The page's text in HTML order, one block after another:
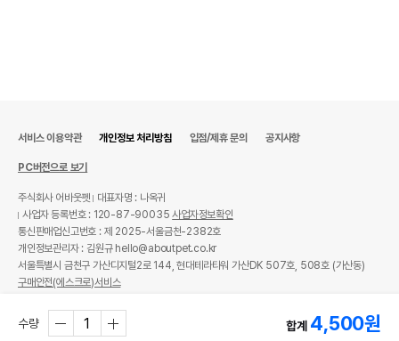
제조국 또는 원산지 중국
제조자,수입품의 경우
수입자를 함께 표기
AS책임자와 전화번호
또는 소비자상담 관련
전화번호
어바웃펫//1644-9601
유통기한
단, 상품명에 유통기한 명시된 경우, 해당
수량 합계 4,500원
서비스 이용약관 개인정보 처리방침 입점/제휴 문의 공지사항
PC버전으로 보기
주식회사 어바웃펫
대표자명 : 나옥귀
사업자 등록번호 : 120-87-90035사업자정보확인
통신판매업신고번호 : 제 2025-서울금천-2382호
개인정보관리자 : 김원규 hello@aboutpet.co.kr
서울특별시 금천구 가산디지털2로 144, 현대테라타워 가산DK 507호, 508호 (가산동)
구매안전(에스크로)서비스